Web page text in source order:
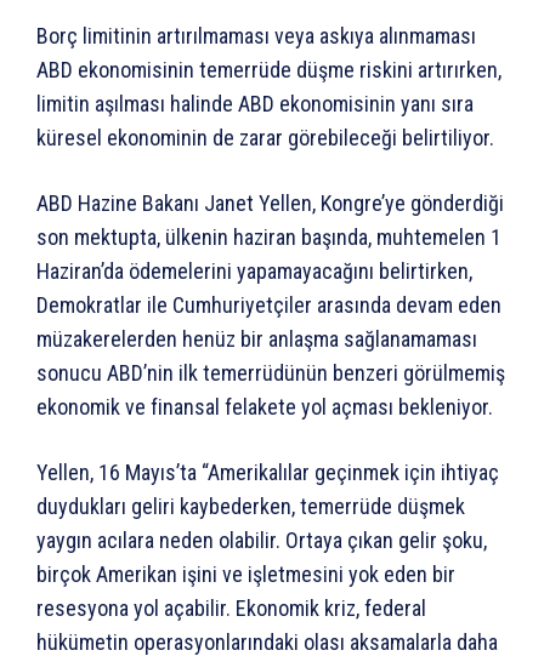
Borç limitinin artırılmaması veya askıya alınmaması
ABD ekonomisinin temerrüde düşme riskini artırırken,
limitin aşılması halinde ABD ekonomisinin yanı sıra
küresel ekonominin de zarar görebileceği belirtiliyor.
ABD Hazine Bakanı Janet Yellen, Kongre’ye gönderdiği
son mektupta, ülkenin haziran başında, muhtemelen 1
Haziran’da ödemelerini yapamayacağını belirtirken,
Demokratlar ile Cumhuriyetçiler arasında devam eden
müzakerelerden henüz bir anlaşma sağlanamaması
sonucu ABD’nin ilk temerrüdünün benzeri görülmemiş
ekonomik ve finansal felakete yol açması bekleniyor.
Yellen, 16 Mayıs’ta “Amerikalılar geçinmek için ihtiyaç
duydukları geliri kaybederken, temerrüde düşmek
yaygın acılara neden olabilir. Ortaya çıkan gelir şoku,
birçok Amerikan işini ve işletmesini yok eden bir
resesyona yol açabilir. Ekonomik kriz, federal
hükümetin operasyonlarındaki olası aksamalarla daha